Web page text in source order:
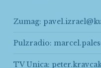
Zumag:
Pulzradio:
TV Unica: